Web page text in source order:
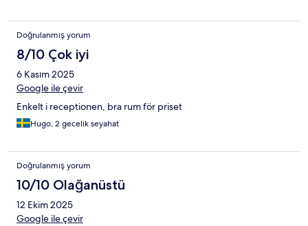
Doğrulanmış yorum
8/10 Çok iyi
6 Kasım 2025
Google ile çevir
Enkelt i receptionen, bra rum för priset
Hugo, 2 gecelik seyahat
Doğrulanmış yorum
10/10 Olağanüstü
12 Ekim 2025
Google ile çevir